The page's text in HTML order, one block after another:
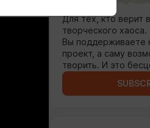
Для тех, кто верит
творческого хаоса.
Вы поддерживаете
проект, а саму
творить. И это